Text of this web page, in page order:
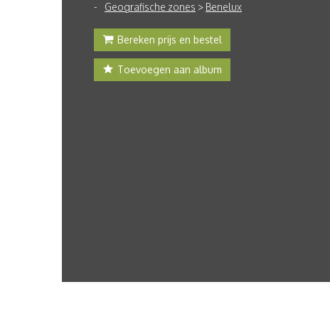
Geografische zones > Benelux
Bereken prijs en bestel
Toevoegen aan album